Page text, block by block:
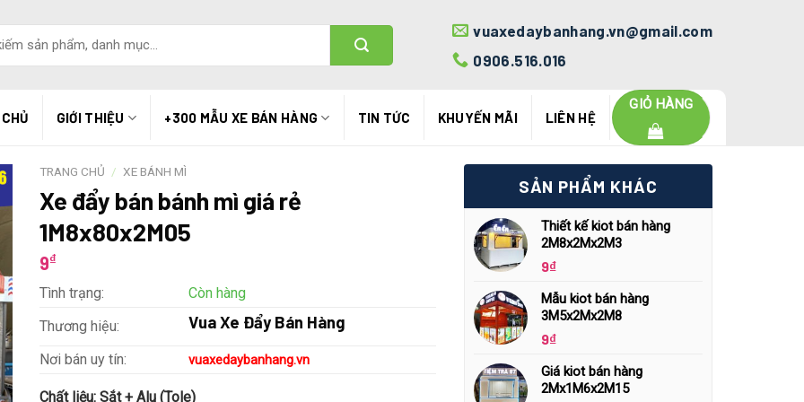
vuaxedaybanhang.vn@gmail.com
0906.516.016
GIỚI THIỆU +300 MẪU XE BÁN HÀNG TIN TỨC KHUYẾN MÃI LIÊN HỆ
GIỎ HÀNG
TRANG CHỦ / XE BÁNH MÌ
Xe đẩy bán bánh mì giá rẻ
1M8x80x2M05
9₫
Tình trạng:
Còn hàng
Thương hiệu:
Vua Xe Đẩy Bán Hàng
Nơi bán uy tín: vuaxedaybanhang.vn
Chất liệu: Sắt + Alu (Tole)
SẢN PHẨM KHÁC
Thiết kế kiot bán hàng
2M8x2Mx2M3
9₫
Mẫu kiot bán hàng
3M5x2Mx2M8
9₫
Giá kiot bán hàng
2Mx1M6x2M15